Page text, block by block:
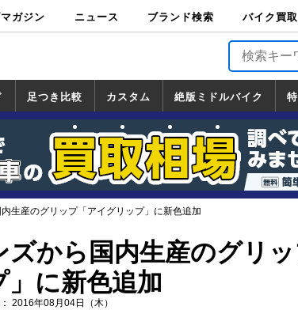
ガジン ニュース ブランド検索 バイク買取
バイク買取
足つき比較 カスタム
カスタム
一覧
ホンダ
ヤマハ
スズキ
カワサキ
絶版ミドルバイク
絶版ミドルバイク
一覧
ホンダ
ヤマハ
スズキ
カワサキ
道の駅調査隊
ツーリング情報局
日本の道50選
国道めぐり
林道ツーリング
生産のグリップ「アイグリップ」に新色追加
ズから国内生産のグリ
」に新色追加
2016年08月04日（木）